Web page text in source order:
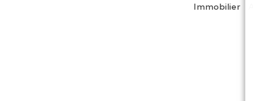
Immobilier